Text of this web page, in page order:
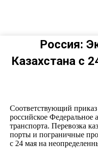
Россия:
Казахстана с
Соответствующий
российское Федеральное
транспорта. Перевозка
порты и пограничные
с 24 мая на